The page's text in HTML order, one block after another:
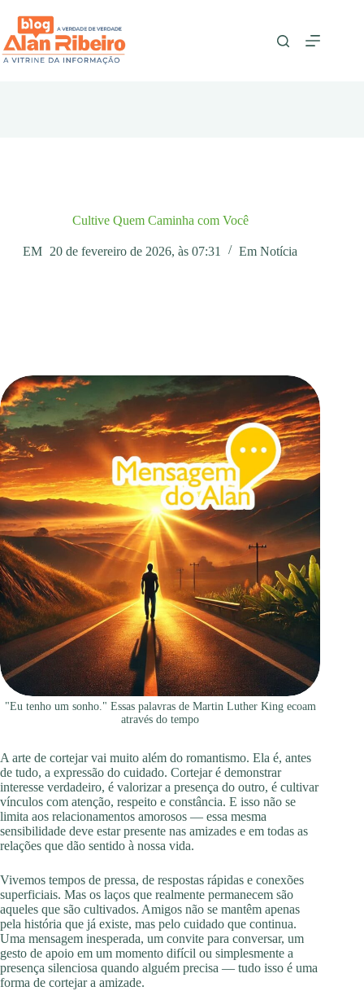
para
conteúdo
Cultive Quem Caminha com Você
EM 20 de fevereiro de 2026, às 07:31 Em Notícia
"Eu tenho um sonho." Essas palavras de Martin Luther King ecoam
através do tempo
A arte de cortejar vai muito além do romantismo. Ela é, antes
de tudo, a expressão do cuidado. Cortejar é demonstrar
interesse verdadeiro, é valorizar a presença do outro, é cultivar
vínculos com atenção, respeito e constância. E isso não se
limita aos relacionamentos amorosos — essa mesma
sensibilidade deve estar presente nas amizades e em todas as
relações que dão sentido à nossa vida.
Vivemos tempos de pressa, de respostas rápidas e conexões
superficiais. Mas os laços que realmente permanecem são
aqueles que são cultivados. Amigos não se mantêm apenas
pela história que já existe, mas pelo cuidado que continua.
Uma mensagem inesperada, um convite para conversar, um
gesto de apoio em um momento difícil ou simplesmente a
presença silenciosa quando alguém precisa — tudo isso é uma
forma de cortejar a amizade.